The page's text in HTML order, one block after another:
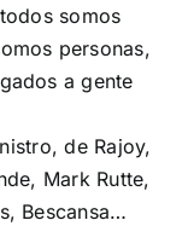
somos
personas,
a gente
de Rajoy,
Mark Rutte,
Bescansa…